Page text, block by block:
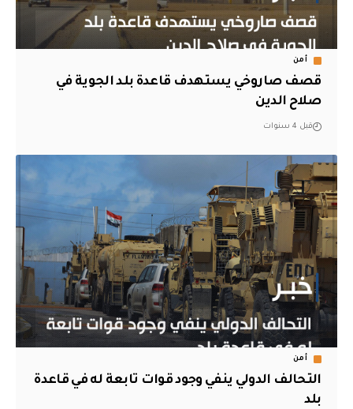
أمن
قصف صاروخي يستهدف قاعدة بلد الجوية في
صلاح الدين
قبل 4 سنوات
أمن
التحالف الدولي ينفي وجود قوات تابعة له في قاعدة
بلد